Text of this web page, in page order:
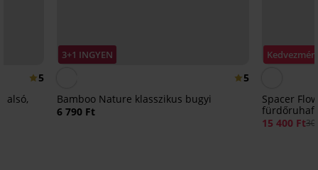
5
alsó,
3+1 INGYEN
5
Bamboo Nature klasszikus bugyi
6 790 Ft
Spacer
15 400 Ft30